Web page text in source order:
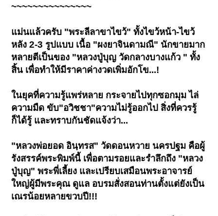
~~~~~~~~~~~~~~~
แม่นแล้วครับ "พระลีลาขาไขว้" ทั้งไขว้หน้า-ไขว้
หลัง 2-3 รูปแบบ เนื้อ "ผงยาจินดามณี" นักขายมาก
หลายตีเป็นของ "หลวงปู่บุญ วัดกลางบางแก้ว " ทั้ง
สิ้น เพื่อทำให้มีราคาค่างวดเพิ่มอักโข...!
ในยุคที่ความรู้แพร่หลาย กระจายไปทุกซอกมุม ไล่
ความมืด ขับ"อวิชชา"ความไม่รู้ออกไป สิ่งที่ควรรู้
ก็ได้รู้ และทราบกันชัดแจ้งว่า...
"หลวงพ่อยอด อินฺทรส" วัดดอนหวาย นครปฐม คือผู้
รังสรรค์พระพิมพ์นี้ เพื่อตามรอยและรำลึกถึง "หลวง
ปู่บุญ" พระพี่เลี้ยง และเปรียบเสมือนพระอาจารย์
ใหญ่ผู้มีพระคุณ ดูแล อบรมสั่งสอนท่านตั้งแต่ยังเป็น
เณรน้อยหลายขวบปี!!!